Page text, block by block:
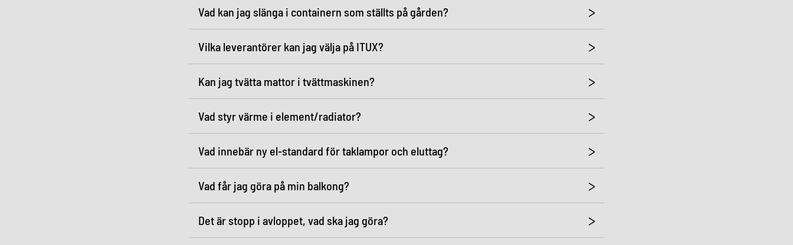
Vad kan jag slänga i containern som ställts på gården?
Vilka leverantörer kan jag välja på ITUX?
Kan jag tvätta mattor i tvättmaskinen?
Vad styr värme i element/radiator?
Vad innebär ny el-standard för taklampor och eluttag?
Vad får jag göra på min balkong?
Det är stopp i avloppet, vad ska jag göra?